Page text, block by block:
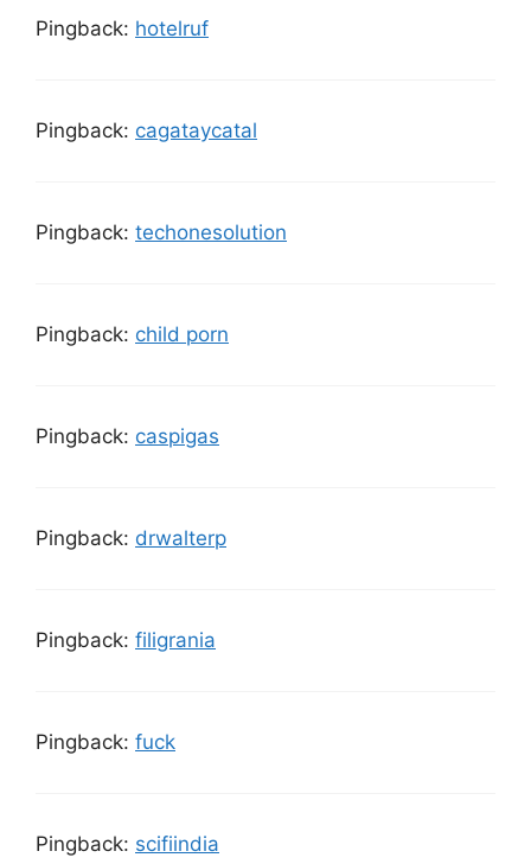
Pingback: hotelruf
Pingback: cagataycatal
Pingback: techonesolution
Pingback: child porn
Pingback: caspigas
Pingback: drwalterp
Pingback: filigrania
Pingback: fuck
Pingback: scifiindia